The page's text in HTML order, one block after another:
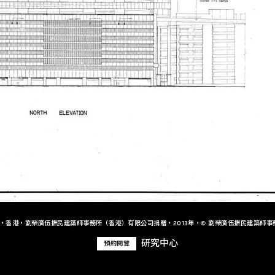
香港，劉榮廣伍振民建築師事務所（香港）有限公司捐贈，2013年，© 劉榮廣伍振民建築師事
預約閱覽 研究中心